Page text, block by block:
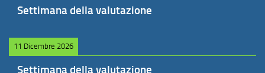
Settimana della valutazione
11 Dicembre 2026
Settimana della valutazione